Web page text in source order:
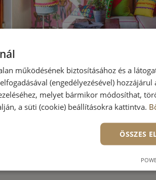
választását, ezek közül nézzünk
működésének biztosításához és a
(engedélyezésével) hozzájárul
melyet bármikor módosíthat,
a süti (cookie) beállításokra kattintva.
ÖSSZES